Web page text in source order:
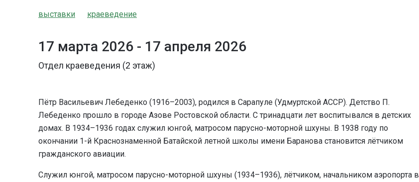
выставки краеведение
17 марта 2026 - 17 апреля 2026
Отдел краеведения (2 этаж)
Пётр Васильевич Лебеденко (1916–2003), родился в Сарапуле (Удмуртской АССР). Детство П.
Лебеденко прошло в городе Азове Ростовской области. С тринадцати лет воспитывался в детских
домах. В 1934–1936 годах служил юнгой, матросом парусно-моторной шхуны. В 1938 году по
окончании 1-й Краснознаменной Батайской летной школы имени Баранова становится лётчиком
гражданского авиации.
Служил юнгой, матросом парусно-моторной шхуны (1934–1936), лётчиком, начальником аэропорта в